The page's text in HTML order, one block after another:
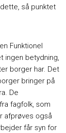
så punktet
Funktionel
ingen betydning,
borger har. Det
bringer på
De
fagfolk, som
afprøves også
får syn for